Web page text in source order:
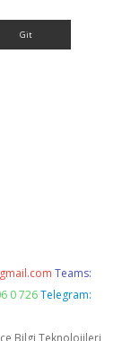
Teams:
0 726 Telegram:
Bilgi Teknolojileri